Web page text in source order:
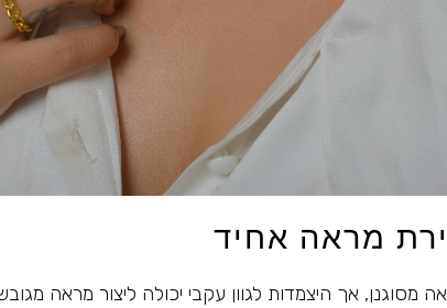
מראה אחיד
מסוגנן, אך היצמדות לגוון עקבי יכולה ליצור מראה